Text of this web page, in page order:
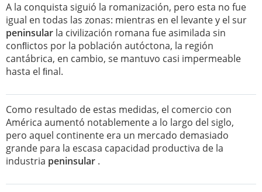
A la conquista siguió la romanización, pero esta no fue
igual en todas las zonas: mientras en el levante y el sur
peninsular la civilización romana fue asimilada sin
conﬂictos por la población autóctona, la región
cantábrica, en cambio, se mantuvo casi impermeable
hasta el ﬁnal.
Como resultado de estas medidas, el comercio con
América aumentó notablemente a lo largo del siglo,
pero aquel continente era un mercado demasiado
grande para la escasa capacidad productiva de la
industria peninsular .